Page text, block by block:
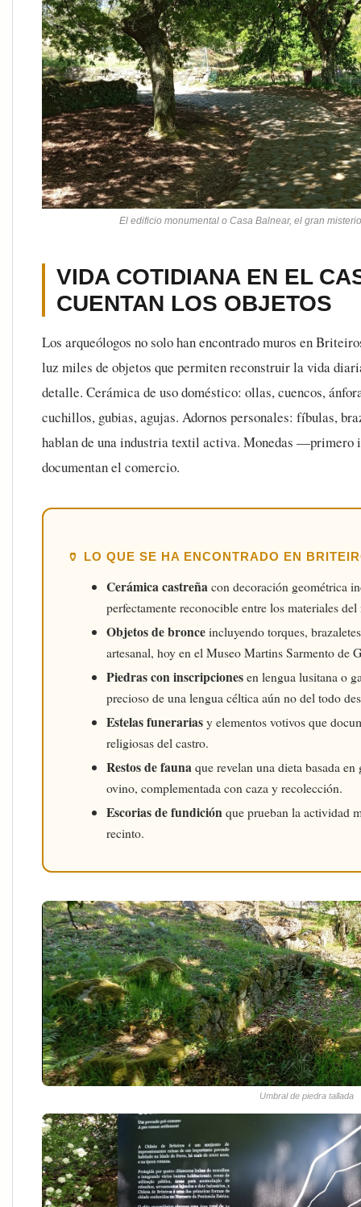
El edificio monumental o Casa Balnear, el gran
VIDA COTIDIANA EN EL
CUENTAN LOS OBJETOS
Los arqueólogos no solo han encontrado muros en
luz miles de objetos que permiten reconstruir la vida
detalle. Cerámica de uso doméstico: ollas, cuencos,
cuchillos, gubias, agujas. Adornos personales: fíbulas,
hablan de una industria textil activa. Monedas —primero
documentan el comercio.
🏺 LO QUE SE HA ENCONTRADO EN
Cerámica castreñacon decoración geométrica
perfectamente reconocible entre los materiales
Objetos de bronceincluyendo torques,
artesanal, hoy en el Museo Martins Sarmento de
Piedras con inscripcionesen lengua lusitana o
precioso de una lengua céltica aún no del todo
Estelas funerariasy elementos votivos que
religiosas del castro.
Restos de faunaque revelan una dieta basada
ovino, complementada con caza y recolección.
Escorias de fundiciónque prueban la actividad
recinto.
Umbral de piedra tallada